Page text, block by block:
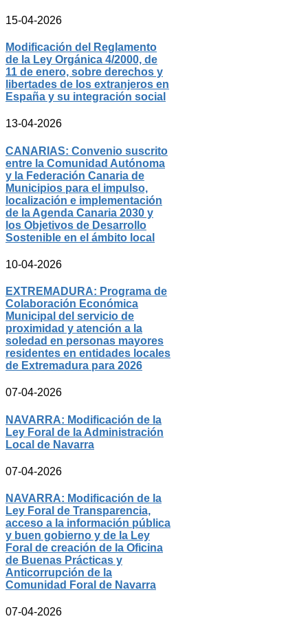
15-04-2026
Modificación del Reglamento
de la Ley Orgánica 4/2000, de
11 de enero, sobre derechos y
libertades de los extranjeros en
España y su integración social
13-04-2026
CANARIAS: Convenio suscrito
entre la Comunidad Autónoma
y la Federación Canaria de
Municipios para el impulso,
localización e implementación
de la Agenda Canaria 2030 y
los Objetivos de Desarrollo
Sostenible en el ámbito local
10-04-2026
EXTREMADURA: Programa de
Colaboración Económica
Municipal del servicio de
proximidad y atención a la
soledad en personas mayores
residentes en entidades locales
de Extremadura para 2026
07-04-2026
NAVARRA: Modificación de la
Ley Foral de la Administración
Local de Navarra
07-04-2026
NAVARRA: Modificación de la
Ley Foral de Transparencia,
acceso a la información pública
y buen gobierno y de la Ley
Foral de creación de la Oficina
de Buenas Prácticas y
Anticorrupción de la
Comunidad Foral de Navarra
07-04-2026